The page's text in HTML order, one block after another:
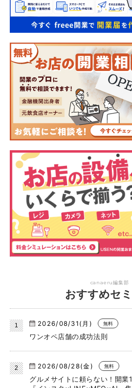
canaeru編集部
おすすめセ
2026/08/31(月) 無料
ワンオペ店舗の成功法則
2026/08/28(金) 無料
グルメサイトに頼らない！開業